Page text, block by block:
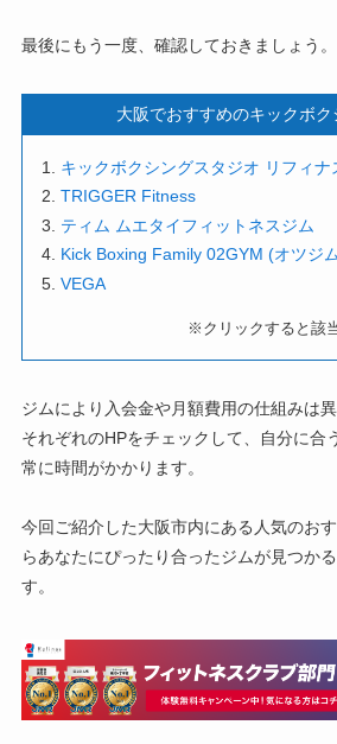
最後にもう一度、確認しておきましょう。
大阪でおすすめのキックボク
キックボクシングスタジオ リフィ
TRIGGER Fitness
ティム ムエタイフィットネスジム
Kick Boxing Family 02GYM (オツジ
VEGA
※クリックすると該
ジムにより入会金や月額費用の仕組みは異
それぞれのHPをチェックして、自分に合
常に時間がかかります。
今回ご紹介した大阪市内にある人気のお
らあなたにぴったり合ったジムが見つか
す。